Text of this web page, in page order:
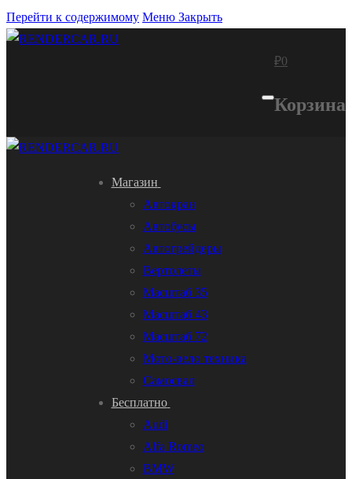
Перейти к содержимому Меню Закрыть
₽0
Корзина
Магазин
Автокран
Автобусы
Автогрейдеры
Вертолеты
Масштаб 35
Масштаб 43
Масштаб 72
Мото-вело техника
Самосвал
Бесплатно
Audi
Alfa Romeo
BMW